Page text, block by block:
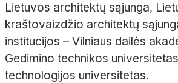
Lietuvos architektų sąjunga,
kraštovaizdžio architektų
institucijos – Vilniaus dailės
Gedimino technikos
technologijos universitetas.